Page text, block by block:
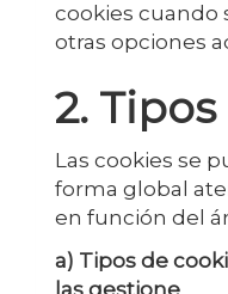
cookies cuando
otras opciones
2.
Las cookies se
forma global
en función del
a) Tipos de
las gestione